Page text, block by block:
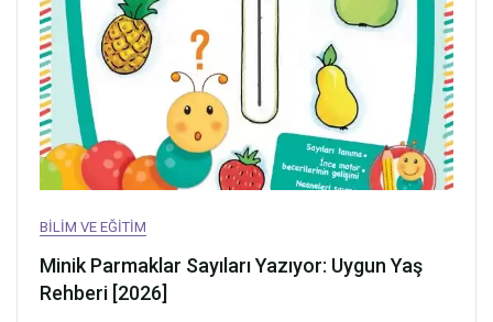
BILIM VE EĞITIM
Minik Parmaklar Sayıları Yazıyor: Uygun Yaş
Rehberi [2026]